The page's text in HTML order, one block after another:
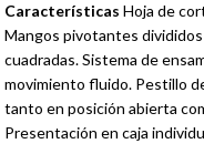
Características Hoja de
Mangos pivotantes
cuadradas. Sistema de
movimiento fluido. Pestillo
tanto en posición abierta
Presentación en caja